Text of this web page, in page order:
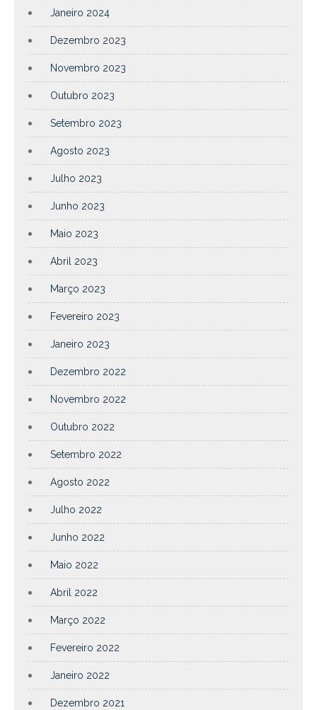
Janeiro 2024
Dezembro 2023
Novembro 2023
Outubro 2023
Setembro 2023
Agosto 2023
Julho 2023
Junho 2023
Maio 2023
Abril 2023
Março 2023
Fevereiro 2023
Janeiro 2023
Dezembro 2022
Novembro 2022
Outubro 2022
Setembro 2022
Agosto 2022
Julho 2022
Junho 2022
Maio 2022
Abril 2022
Março 2022
Fevereiro 2022
Janeiro 2022
Dezembro 2021